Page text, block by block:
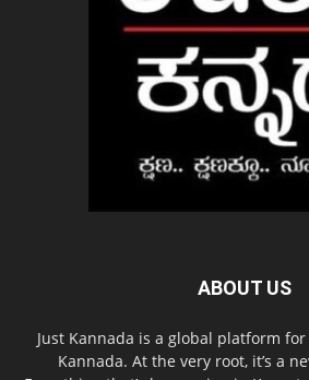
ABOUT US
Just Kannada is a global platform
Kannada. At the very root, it’s a